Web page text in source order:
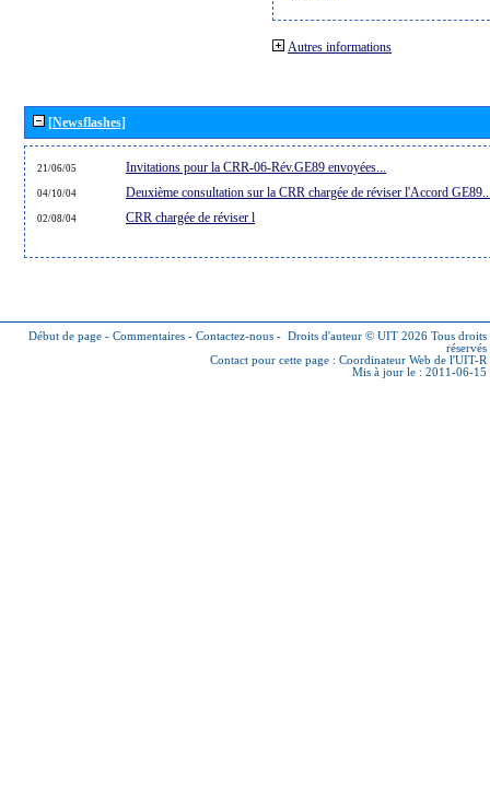
Autres informations
[Newsflashes]
21/06/05 Invitations pour la CRR-06-Rév.GE89 envoyées...
04/10/04 Deuxième consultation sur la CRR chargée de réviser l'Accord
02/08/04 CRR chargée de réviser l
Début de page - Commentaires - Contactez-nous - Droits d'auteur © UIT 2026 Tous droits
réservés
Contact pour cette page : Coordinateur Web de l'UIT-R
Mis à jour le : 2011-06-15